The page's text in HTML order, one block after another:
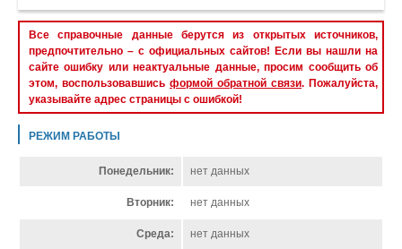
Все справочные данные берутся из открытых источников,
предпочтительно – с официальных сайтов! Если вы нашли на
сайте ошибку или неактуальные данные, просим сообщить об
этом, воспользовавшись формой обратной связи. Пожалуйста,
указывайте адрес страницы с ошибкой!
РЕЖИМ РАБОТЫ
Понедельник: нет данных
Вторник: нет данных
Среда: нет данных